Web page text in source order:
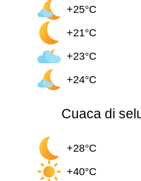
+25°C
+21°C
+23°C
+24°C
Cuaca di
+28°C
+40°C